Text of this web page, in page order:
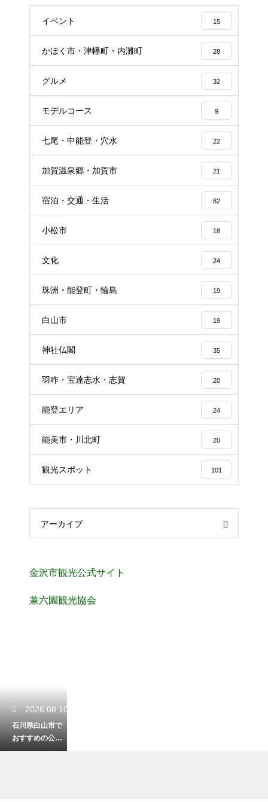
イベント 15
かほく市・津幡町・内灘町 28
グルメ 32
モデルコース 9
七尾・中能登・穴水 22
加賀温泉郷・加賀市 21
宿泊・交通・生活 82
小松市 18
文化 24
珠洲・能登町・輪島 19
白山市 19
神社仏閣 35
羽咋・宝達志水・志賀 20
能登エリア 24
能美市・川北町 20
観光スポット 101
アーカイブ
金沢市観光公式サイト
兼六園観光協会
2026.08.10
石川県白山市で
おすすめの公園
はどこ？家族で